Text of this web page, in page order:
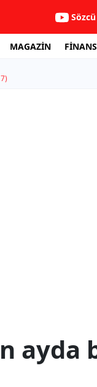
MAGAZİN FİNANS
ayda